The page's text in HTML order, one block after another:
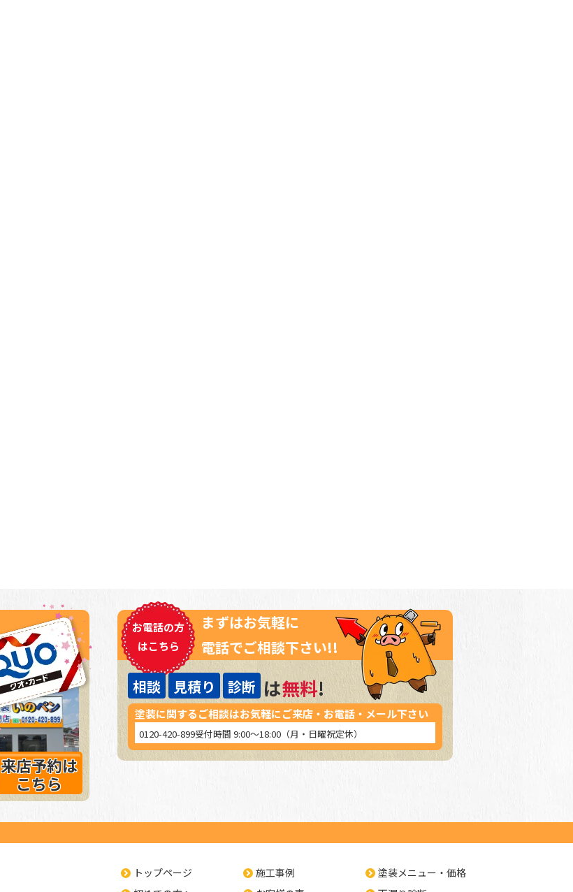
お電話の方
はこちら
まずはお気軽に
電話でご相談下さい!!
相談
見積り 診断 は無料!
塗装に関するご相談はお気軽にご来店・お電話・メール下さい
0120-420-899受付時間 9:00～18:00（月・日曜祝定休）
来店予約は
こちら
トップページ
施工事例
塗装メニュー・価格